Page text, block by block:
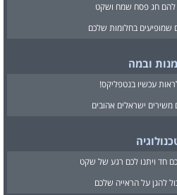
להם חג פסח שמח ושקט
ובמה
להגן על הראייה שלכם